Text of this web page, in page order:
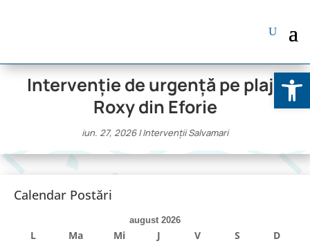
Intervenție de urgență pe plaja
Roxy din Eforie
iun. 27, 2026|Intervenții Salvamari
Calendar Postări
august 2026
L Ma Mi J V S
D